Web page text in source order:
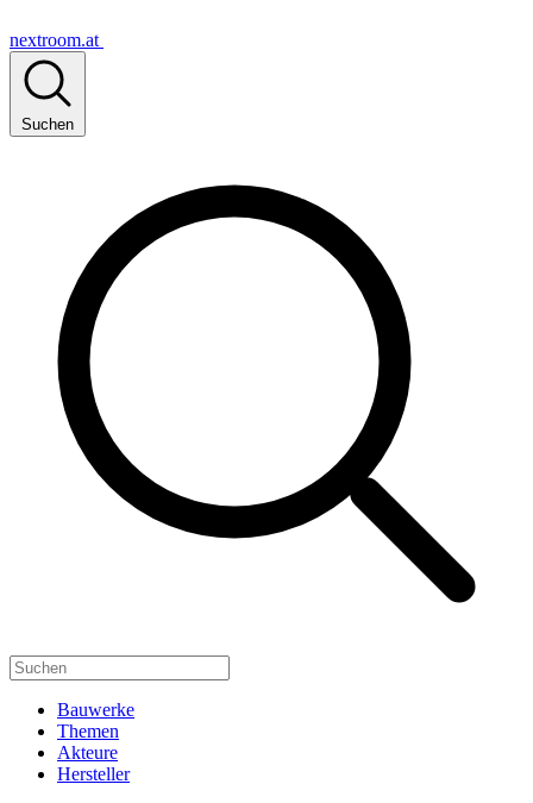
nextroom.at
Suchen
Bauwerke
Themen
Akteure
Hersteller